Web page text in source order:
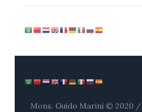
Mons. Guido Marini © 2020